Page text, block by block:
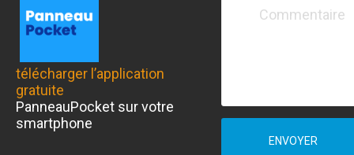
télécharger l’application
gratuite
PanneauPocket sur votre
smartphone
ENVOYER